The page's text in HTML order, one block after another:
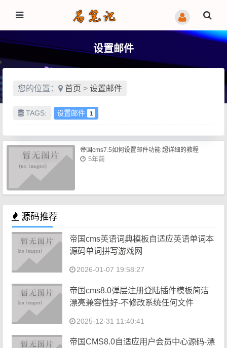
设置邮件
您的位置： 首页 > 设置邮件
TAGS: 设置邮件 1
帝国cms7.5如何设置邮件功能 超详细的教程
5年前
源码推荐
帝国cms英语词典模板自适应英语单词本
源码单词拼写游戏网
2026-01-07 19:58:27
帝国cms8.0弹层注册登陆插件模板简洁
漂亮兼容性好-不修改系统任何文件
2025-12-31 11:40:41
帝国CMS8.0自适应用户会员中心源码-漂